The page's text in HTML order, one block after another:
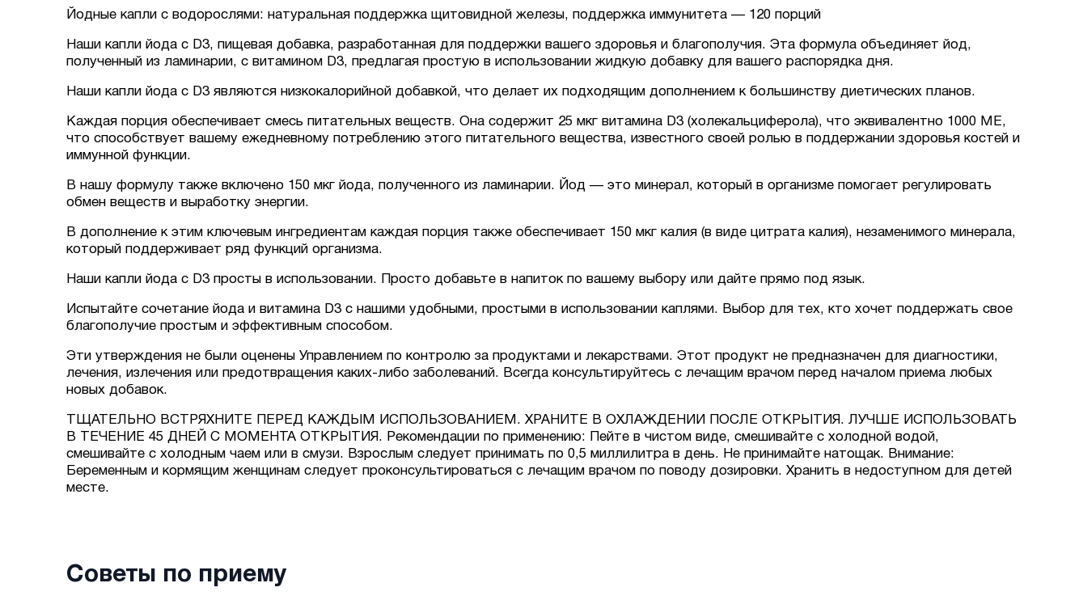
Йодные капли с водорослями: натуральная поддержка щитовидной железы, поддержка иммунитета — 120 порций
Наши капли йода с D3, пищевая добавка, разработанная для поддержки вашего здоровья и благополучия. Эта формула объединяет йод,
полученный из ламинарии, с витамином D3, предлагая простую в использовании жидкую добавку для вашего распорядка дня.
Наши капли йода с D3 являются низкокалорийной добавкой, что делает их подходящим дополнением к большинству диетических планов.
Каждая порция обеспечивает смесь питательных веществ. Она содержит 25 мкг витамина D3 (холекальциферола), что эквивалентно 1000 МЕ,
что способствует вашему ежедневному потреблению этого питательного вещества, известного своей ролью в поддержании здоровья костей и
иммунной функции.
В нашу формулу также включено 150 мкг йода, полученного из ламинарии. Йод — это минерал, который в организме помогает регулировать
обмен веществ и выработку энергии.
В дополнение к этим ключевым ингредиентам каждая порция также обеспечивает 150 мкг калия (в виде цитрата калия), незаменимого минерала,
который поддерживает ряд функций организма.
Наши капли йода с D3 просты в использовании. Просто добавьте в напиток по вашему выбору или дайте прямо под язык.
Испытайте сочетание йода и витамина D3 с нашими удобными, простыми в использовании каплями. Выбор для тех, кто хочет поддержать свое
благополучие простым и эффективным способом.
Эти утверждения не были оценены Управлением по контролю за продуктами и лекарствами. Этот продукт не предназначен для диагностики,
лечения, излечения или предотвращения каких-либо заболеваний. Всегда консультируйтесь с лечащим врачом перед началом приема любых
новых добавок.
ТЩАТЕЛЬНО ВСТРЯХНИТЕ ПЕРЕД КАЖДЫМ ИСПОЛЬЗОВАНИЕМ. ХРАНИТЕ В ОХЛАЖДЕНИИ ПОСЛЕ ОТКРЫТИЯ. ЛУЧШЕ ИСПОЛЬЗОВАТЬ
В ТЕЧЕНИЕ 45 ДНЕЙ С МОМЕНТА ОТКРЫТИЯ. Рекомендации по применению: Пейте в чистом виде, смешивайте с холодной водой,
смешивайте с холодным чаем или в смузи. Взрослым следует принимать по 0,5 миллилитра в день. Не принимайте натощак. Внимание:
Беременным и кормящим женщинам следует проконсультироваться с лечащим врачом по поводу дозировки. Хранить в недоступном для детей
месте.
Советы по приему